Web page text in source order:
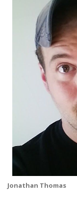
Jonathan Thomas